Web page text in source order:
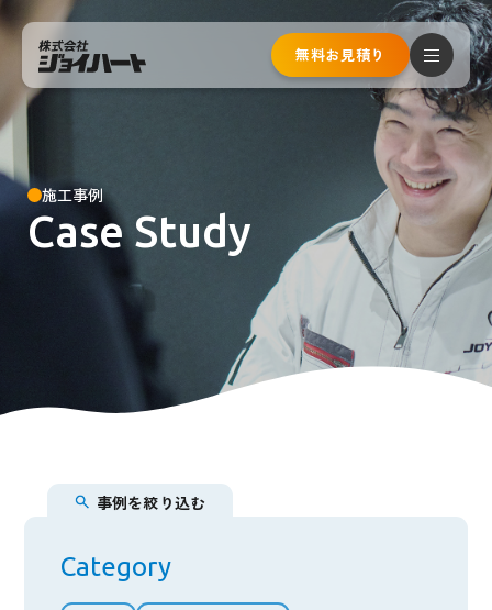
無料お見積り
通話無料！お急ぎの方はこちら
0120-810-023
受付時間 8:00〜20:00(年中無休 元旦お盆を除く)
トップページ
サービスメニュー
内装・外装リフォーム
水回りのリフォーム
施工事例
Case Study
事例を絞り込む
Category